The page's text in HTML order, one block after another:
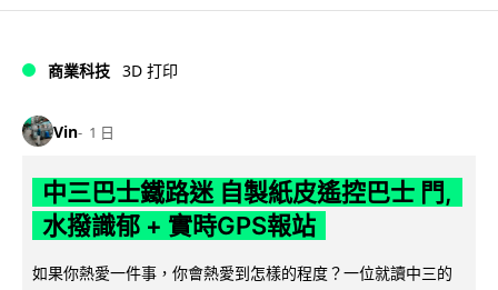
商業科技 3D 打印
Vin 1 日
中三巴士鐵路迷 自製紙皮遙控巴士 門,
水撥識郁 + 實時GPS報站
如果你熱愛一件事，你會熱愛到怎樣的程度？一位就讀中三的